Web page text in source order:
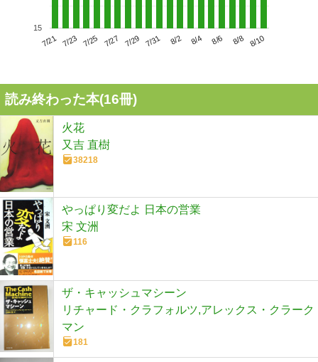
7/21 7/23 7/25 7/27 7/29 7/31 8/2 8/4 8/6 8/8 8/10
15
読み終わった本(16冊)
火花
又吉 直樹
38218
やっぱり変だよ 日本の営業
宋 文洲
116
ザ・キャッシュマシーン
リチャード・クラフォルツ,アレックス・クラーク
マン
181